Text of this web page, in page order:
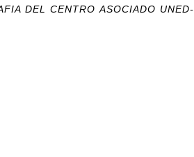
DEL CENTRO ASOCIADO UNED-